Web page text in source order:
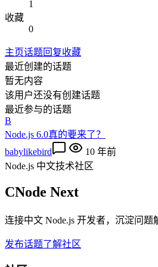
1
收藏
0
主页话题回复收藏
最近创建的话题
暂无内容
该用户还没有创建话题
最近参与的话题
B
Node.js 6.0真的要来了？
babylikebird
10 年前
Node.js 中文技术社区
CNode Next
连接中文 Node.js 开发者，沉淀问题
发布话题了解社区